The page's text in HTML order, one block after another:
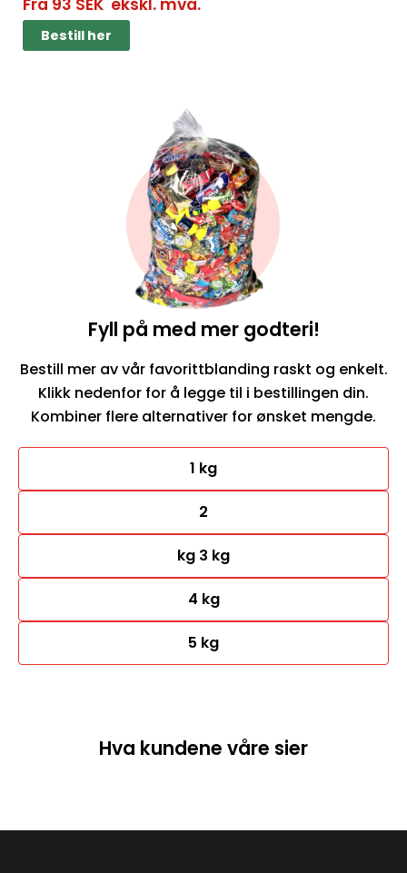
Bestill her
Fyll på med mer godteri!
Bestill mer av vår favorittblanding raskt og enkelt.
Klikk nedenfor for å legge til i bestillingen din.
Kombiner flere alternativer for ønsket mengde.
1 kg
2
kg 3 kg
4 kg
5 kg
Hva kundene våre sier